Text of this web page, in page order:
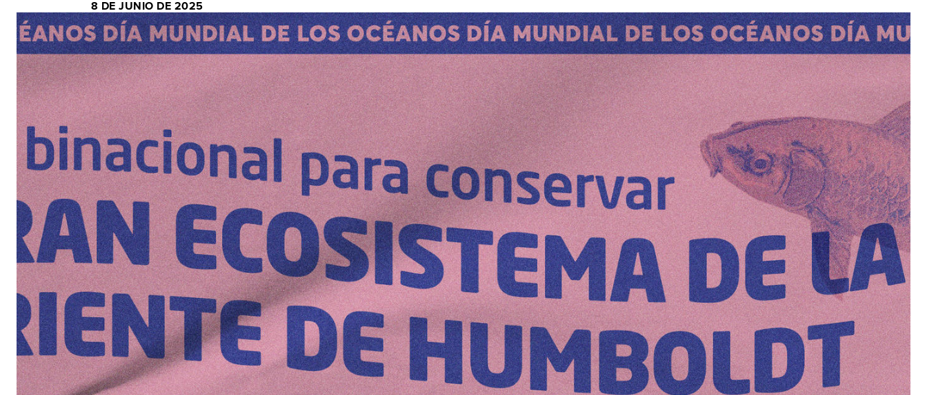
8 DE JUNIO DE 2025